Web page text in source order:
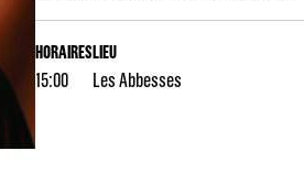
HORAIRES
15:00
LIEU
Les Abbesses